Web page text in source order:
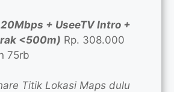
+ UseeTV Intro +
<500m) Rp. 308.000
75rb
Titik Lokasi Maps dulu